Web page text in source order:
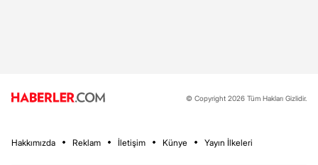
© Copyright 2026 Tüm Hakları Gizlidir.
Hakkımızda Reklam İletişim Künye Yayın İlkeleri